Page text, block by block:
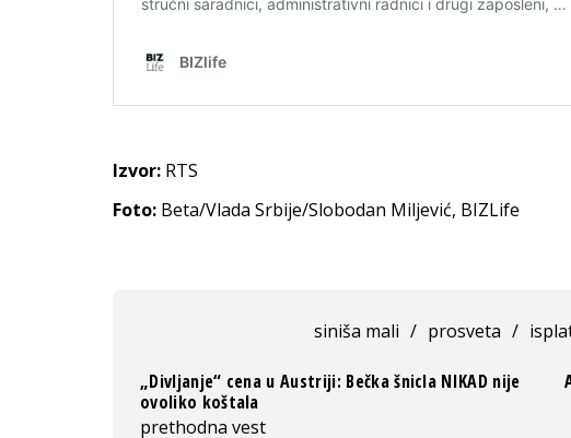
Izvor: RTS
Foto: Beta/Vlada Srbije/Slobodan Miljević, BIZLife
siniša mali / prosveta /
„Divljanje“ cena u Austriji: Bečka šnicla NIKAD nije
ovoliko koštala
prethodna vest